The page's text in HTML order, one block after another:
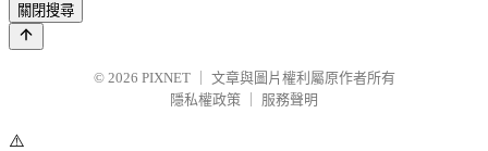
關閉搜尋
© 2026 PIXNET
文章與圖片權利屬原作者所有
隱私權政策
服務聲明
⚠️